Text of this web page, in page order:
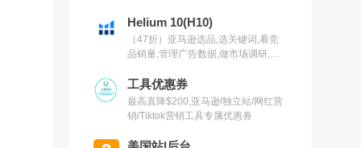
Helium 10(H10)
（47折）亚马逊选品,选关键词,看竞
品销量,管理广告数据,做市场调研,有
工具优惠券
最高直降$200,亚马逊/独立站/网红营
销/Tiktok营销工具专属优惠券